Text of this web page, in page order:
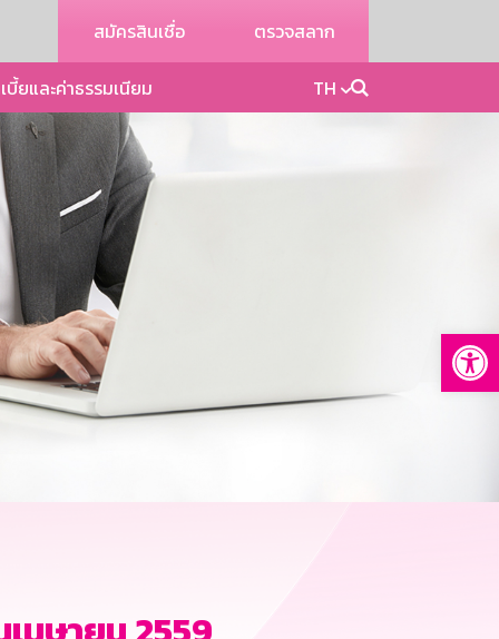
สมัครสินเชื่อ ตรวจสลาก
บี้ยและค่าธรรมเนียม TH